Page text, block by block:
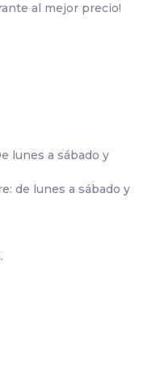
al mejor precio!
lunes a sábado y
de lunes a sábado y